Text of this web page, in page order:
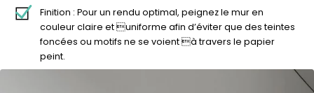
Finition : Pour un rendu optimal, peignez le mur en
couleur claire et uniforme afin d’éviter que des teintes
foncées ou motifs ne se voient à travers le papier
peint.